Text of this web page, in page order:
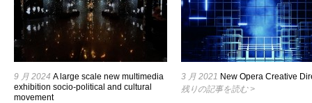
9 月 2024 A large scale new multimedia
exhibition socio-political and cultural
movement
3 月 2021 New Opera Creative
残りの記事を読む >